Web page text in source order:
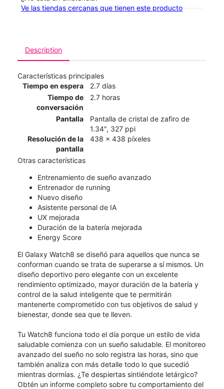
Ve las tiendas cercanas que tienen este producto
Description
Características principales
Tiempo en espera
2.7 días
Tiempo de
conversación
2.7 horas
Pantalla
Pantalla de cristal de zafiro de
1.34", 327 ppi
Resolución de la
pantalla
438 x 438 píxeles
Otras características
Entrenamiento de sueño avanzado
Entrenador de running
Nuevo diseño
Asistente personal de IA
UX mejorada
Duración de la batería mejorada
Energy Score
El Galaxy Watch8 se diseñó para aquellos que nunca se
conforman cuando se trata de superarse a sí mismos. Un
diseño deportivo pero elegante con un excelente
rendimiento optimizado, mayor duración de la batería y
control de la salud inteligente que te permitirán
mantenerte comprometido con tus objetivos de salud y
bienestar, donde sea que te lleven.
Tu Watch8 funciona todo el día porque un estilo de vida
saludable comienza con un sueño saludable. El monitoreo
avanzado del sueño no solo registra las horas, sino que
también analiza con más detalle todo lo que sucedió
mientras dormías. ¿Te despiertas sintiéndote letárgico?
Obtén un informe completo sobre tu comportamiento del